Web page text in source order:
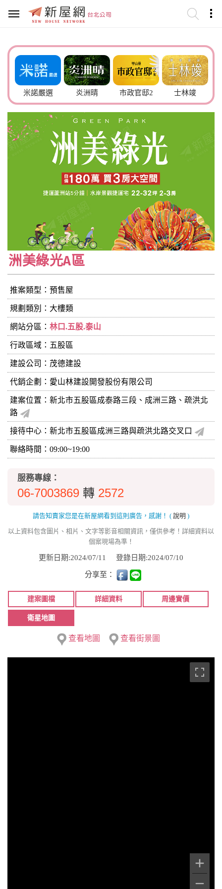
米諾嚴選 炎洲晴 市政官邸2 士林竣
洲美綠光A區
推案類型：預售屋
規劃類別：大樓類
網站分區： 林口.五股.泰山
行政區域：五股區
建設公司： 茂德建設
代銷企劃：愛山林建設開發股份有限公司
建案位置：新北市五股區成泰路三段、成洲三路、疏洪北
路
接待中心：新北市五股區成洲三路與疏洪北路交叉口
聯絡時間：09:00~19:00
服務專線：
06-7003869 轉 2572
請告知賣家您是在新屋網看到這則廣告，感謝！ ( 說明 )
以上資料包含圖片、相片、文字等影音相關資訊，僅供參考！詳細資料以
個案現場為準！
更新日期:2024/07/11 登錄日期:2024/07/10
分享至：
建案圖檔 詳細資料 周邊實價
衛星地圖
查看地圖 查看街景圖